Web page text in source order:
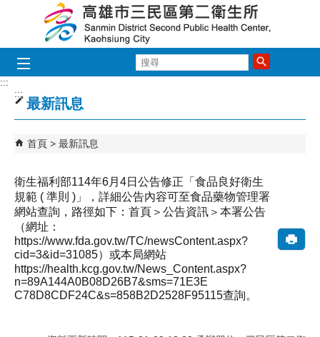
跳到主要內容區塊
尋
:::
:::
最新訊息
首頁 最新訊息
衛生福利部114年6月4日公告修正「食品良好衛生
規範 ( 準則 )」，詳細公告內容可至食品藥物管理署
網站查詢，路徑如下：首頁＞公告資訊＞本署公告
（網址：
https://www.fda.gov.tw/TC/newsContent.aspx?
cid=3&id=31085）或本局網站
https://health.kcg.gov.tw/News_Content.aspx?
n=89A144A0B08D26B7&sms=71E3E
C78D8CDF24C&s=858B2D2528F95115查詢。